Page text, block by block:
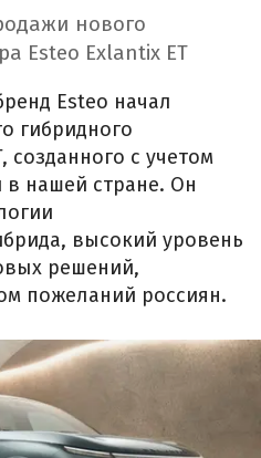
нового
Esteo Exlantix ET
Esteo начал
гибридного
созданного с учетом
в нашей стране. Он
высокий уровень
решений,
пожеланий россиян.